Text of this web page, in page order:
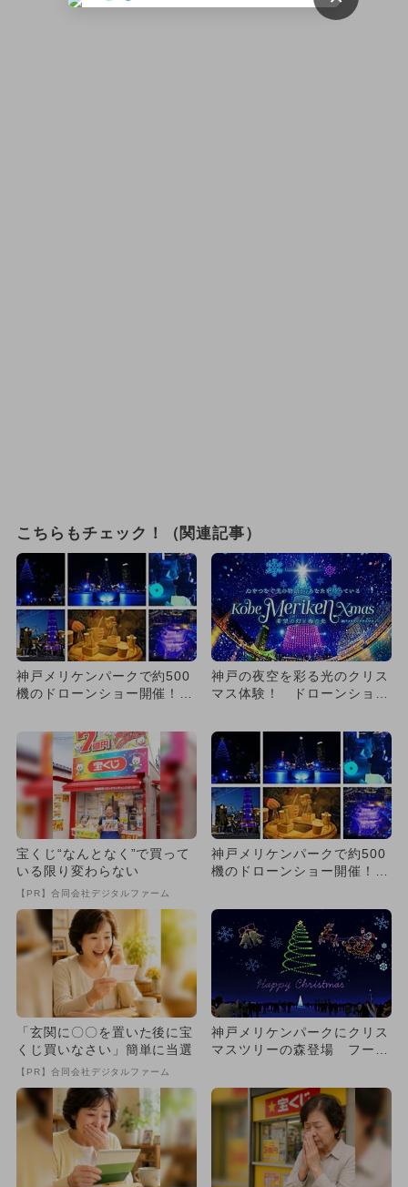
こちらもチェック！（関連記事）
神戸メリケンパークで約500
機のドローンショー開催！
神戸の夜空を彩る光のクリス
マス体験！ ドローンショー
宝くじ“なんとなく”で買って
いる限り変わらない
【PR】合同会社デジタルファーム
神戸メリケンパークで約500
機のドローンショー開催！
「玄関に〇〇を置いた後に宝
くじ買いなさい」簡単に当選
【PR】合同会社デジタルファーム
神戸メリケンパークにクリス
マスツリーの森登場 フード